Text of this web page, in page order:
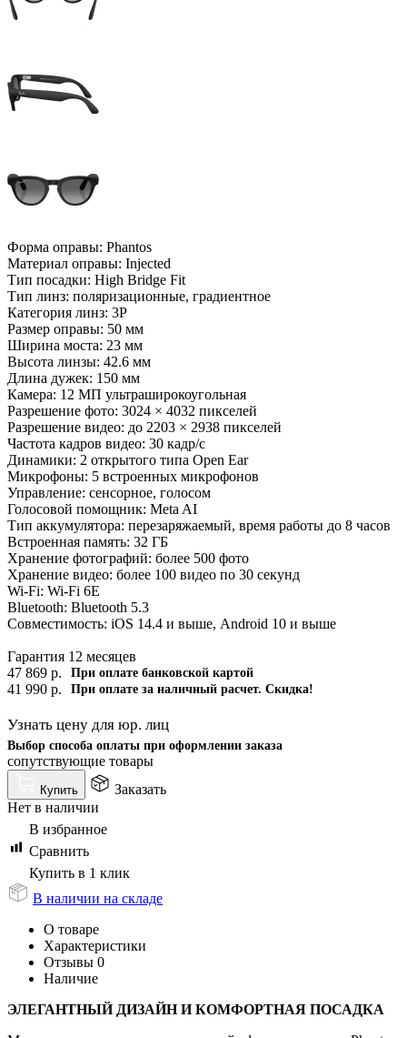
Форма оправы: Phantos
Материал оправы: Injected
Тип посадки: High Bridge Fit
Тип линз: поляризационные, градиентное
Категория линз: 3P
Размер оправы: 50 мм
Ширина моста: 23 мм
Высота линзы: 42.6 мм
Длина дужек: 150 мм
Камера: 12 МП ультраширокоугольная
Разрешение фото: 3024 × 4032 пикселей
Разрешение видео: до 2203 × 2938 пикселей
Частота кадров видео: 30 кадр/с
Динамики: 2 открытого типа Open Ear
Микрофоны: 5 встроенных микрофонов
Управление: сенсорное, голосом
Голосовой помощник: Meta AI
Тип аккумулятора: перезаряжаемый, время работы до 8 часов
Встроенная память: 32 ГБ
Хранение фотографий: более 500 фото
Хранение видео: более 100 видео по 30 секунд
Wi-Fi: Wi-Fi 6E
Bluetooth: Bluetooth 5.3
Совместимость: iOS 14.4 и выше, Android 10 и выше
Гарантия 12 месяцев
47 869 р. При оплате банковской картой
41 990 р. При оплате за наличный расчет. Скидка!
Узнать цену для юр. лиц
Выбор способа оплаты при оформлении заказа
сопутствующие товары
Купить
Заказать
Нет в наличии
В избранное
Сравнить
Купить в 1 клик
В наличии на складе
О товаре
Характеристики
Отзывы 0
Наличие
ЭЛЕГАНТНЫЙ ДИЗАЙН И КОМФОРТНАЯ ПОСАДКА